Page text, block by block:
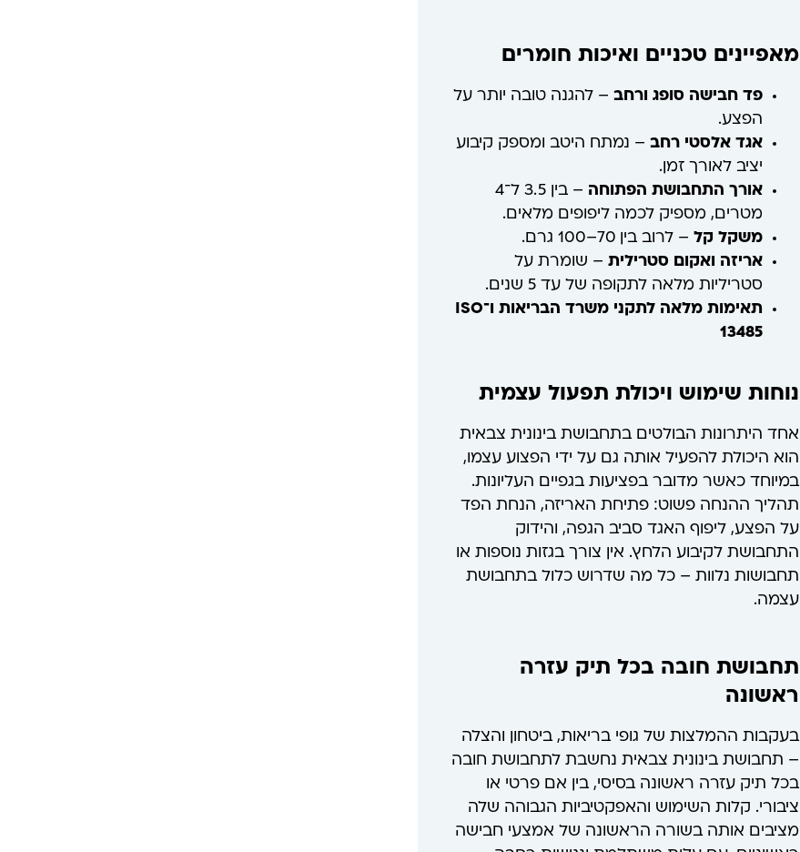
מאפיינים טכניים ואיכות חומרים
פד חבישה סופג ורחב – להגנה טובה יותר על
הפצע.
אגד אלסטי רחב – נמתח היטב ומספק קיבוע
יציב לאורך זמן.
אורך התחבושת הפתוחה
– בין 3.5 ל־4
מטרים, מספיק לכמה ליפופים מלאים.
משקל קל – לרוב בין 70–100 גרם.
אריזה ואקום סטרילית – שומרת על
סטריליות מלאה לתקופה של עד 5 שנים.
תאימות מלאה לתקני משרד הבריאות ו־ISO
13485
נוחות שימוש ויכולת תפעול עצמית
אחד היתרונות הבולטים בתחבושת בינונית צבאית
הוא היכולת להפעיל אותה גם על ידי הפצוע עצמו,
במיוחד כאשר מדובר בפציעות בגפיים העליונות.
תהליך ההנחה פשוט: פתיחת האריזה, הנחת הפד
על הפצע, ליפוף האגד סביב הגפה, והידוק
התחבושת לקיבוע הלחץ. אין צורך בגזות נוספות או
תחבושות נלוות – כל מה שדרוש כלול בתחבושת
עצמה.
תחבושת חובה בכל תיק עזרה
ראשונה
בעקבות ההמלצות של גופי בריאות, ביטחון והצלה
– תחבושת בינונית צבאית נחשבת לתחבושת חובה
בכל תיק עזרה ראשונה בסיסי, בין אם פרטי או
ציבורי. קלות השימוש והאפקטיביות הגבוהה שלה
מציבים אותה בשורה הראשונה של אמצעי חבישה